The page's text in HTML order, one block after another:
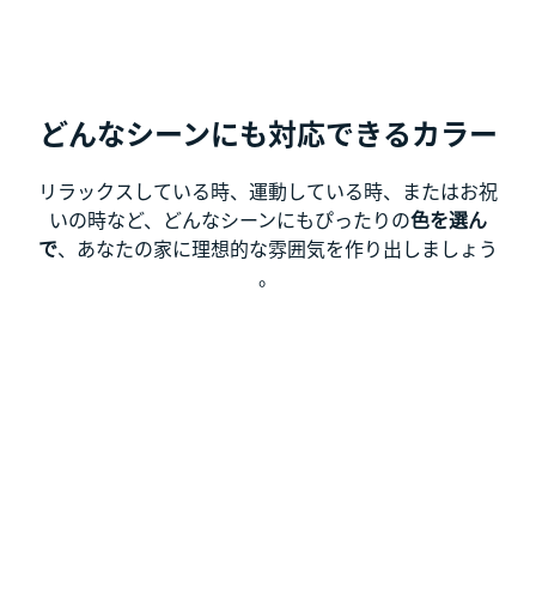
どんなシーンにも対応できるカラー
リラックスしている時、運動している時、またはお祝
いの時など、どんなシーンにもぴったりの色を選ん
で、あなたの家に理想的な雰囲気を作り出しましょう
。